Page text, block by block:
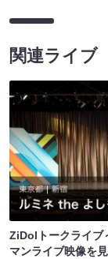
関連ライブ
ZiDolトークライブ
マンライブ映像を